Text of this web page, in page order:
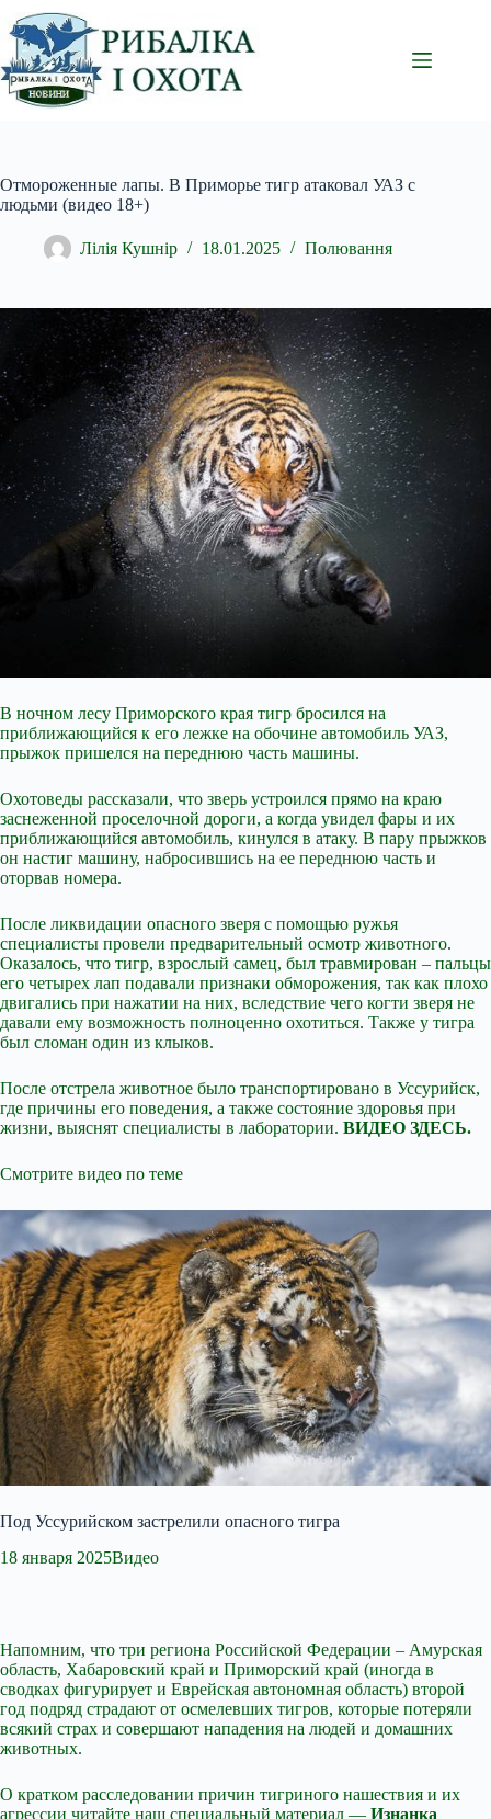
Перейти
до
вмісту
Отмороженные лапы. В Приморье тигр атаковал УАЗ с
людьми (видео 18+)
Лілія Кушнір 18.01.2025 Полювання
В ночном лесу Приморского края тигр бросился на
приближающийся к его лежке на обочине автомобиль УАЗ,
прыжок пришелся на переднюю часть машины.
Охотоведы рассказали, что зверь устроился прямо на краю
заснеженной проселочной дороги, а когда увидел фары и их
приближающийся автомобиль, кинулся в атаку. В пару прыжков
он настиг машину, набросившись на ее переднюю часть и
оторвав номера.
После ликвидации опасного зверя с помощью ружья
специалисты провели предварительный осмотр животного.
Оказалось, что тигр, взрослый самец, был травмирован – пальцы
его четырех лап подавали признаки обморожения, так как плохо
двигались при нажатии на них, вследствие чего когти зверя не
давали ему возможность полноценно охотиться. Также у тигра
был сломан один из клыков.
После отстрела животное было транспортировано в Уссурийск,
где причины его поведения, а также состояние здоровья при
жизни, выяснят специалисты в лаборатории. ВИДЕО ЗДЕСЬ.
Смотрите видео по теме
Под Уссурийском застрелили опасного тигра
18 января 2025Видео
Напомним, что три региона Российской Федерации – Амурская
область, Хабаровский край и Приморский край (иногда в
сводках фигурирует и Еврейская автономная область) второй
год подряд страдают от осмелевших тигров, которые потеряли
всякий страх и совершают нападения на людей и домашних
животных.
О кратком расследовании причин тигриного нашествия и их
агрессии читайте наш специальный материал — Изнанка